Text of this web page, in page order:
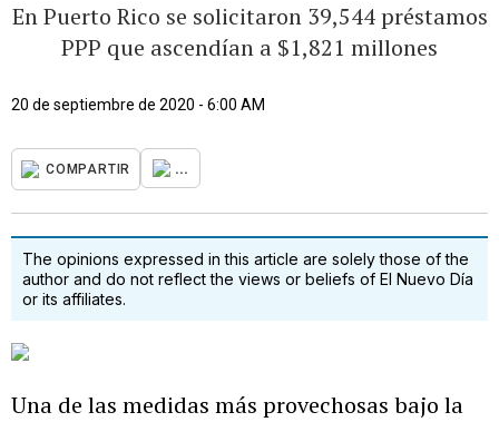
En Puerto Rico se solicitaron 39,544 préstamos
PPP que ascendían a $1,821 millones
20 de septiembre de 2020 - 6:00 AM
COMPARTIR ...
The opinions expressed in this article are solely those of the
author and do not reflect the views or beliefs of El Nuevo Día
or its affiliates.
Una de las medidas más provechosas bajo la